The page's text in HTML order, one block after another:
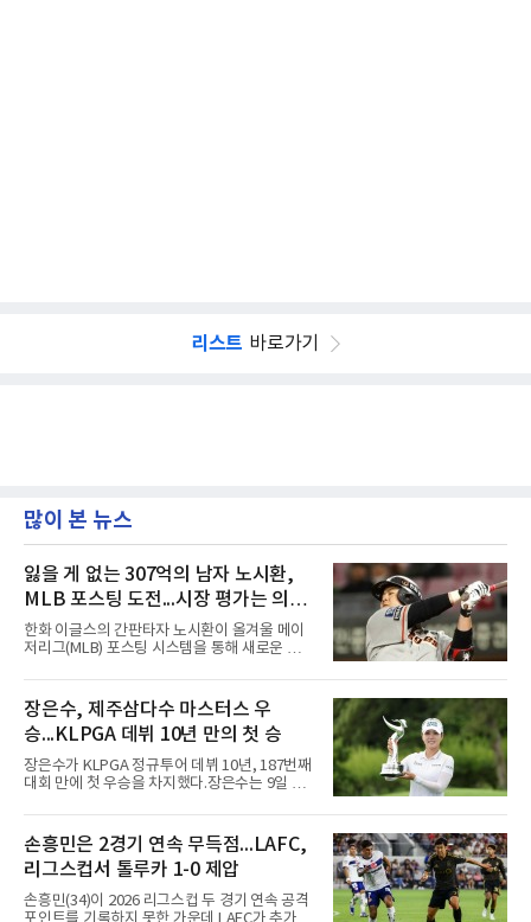
리스트 바로가기
많이 본 뉴스
잃을 게 없는 307억의 남자 노시환,
MLB 포스팅 도전...시장 평가는 의외
일 수 있어
한화 이글스의 간판타자 노시환이 올겨울 메이
저리그(MLB) 포스팅 시스템을 통해 새로운 도전
KBO리그 사상 초유의 비FA 다년 계약을 체결하
면서 동시에 해외 진출 가능성을 열어두는 조항
을 포함했다. 국내에서 이미 최고 수준의 대우와
확실한 입지를 확보한 만큼, 이번 메이저리그 도
전은 생존을 건 승부수가 아니다.오히려 잃을 것
이 없는 도전에 가깝다. 노시환은 이미 KBO리그
에서 연평균 약 28억 원에 달하는 대형 계약과
라도 돌아올 곳이 확실하다.그렇다고 포스팅 도
전의 의미가 작아지는 것은 아
장은수, 제주삼다수 마스터스 우
승...KLPGA 데뷔 10년 만의 첫 승
장은수가 KLPGA 정규투어 데뷔 10년, 187번째
대회 만에 첫 우승을 차지했다.장은수는 9일 제
서 열린 제주삼다수 마스터스(총상금 10억원)
최종 4라운드에서 보기 없이 버디 3개를 잡아 합
계 14언더파 274타를 기록했다. 13언더파 275
타 공동 2위 강채연, 문정민을 1타 차로 제치고
우승 상금 1억8천만원을 받았다.2017년 신인왕
출신인 그는 상비군과 국가대표를 거쳤지만
손흥민은 2경기 연속 무득점...LAFC,
리그스컵서 톨루카 1-0 제압
손흥민(34)이 2026 리그스컵 두 경기 연속 공격